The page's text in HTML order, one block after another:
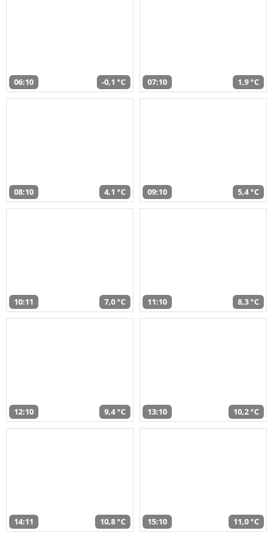
06:10 -0,1 °C 07:10 1,9 °C
08:10 4,1 °C 09:10 5,4 °C
10:11 7,0 °C 11:10 8,3 °C
12:10 9,4 °C 13:10 10,2 °C
14:11 10,8 °C 15:10 11,0 °C